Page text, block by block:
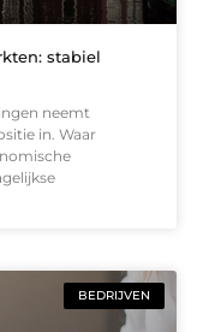
stabiel
neemt
in. Waar
BEDRIJVEN